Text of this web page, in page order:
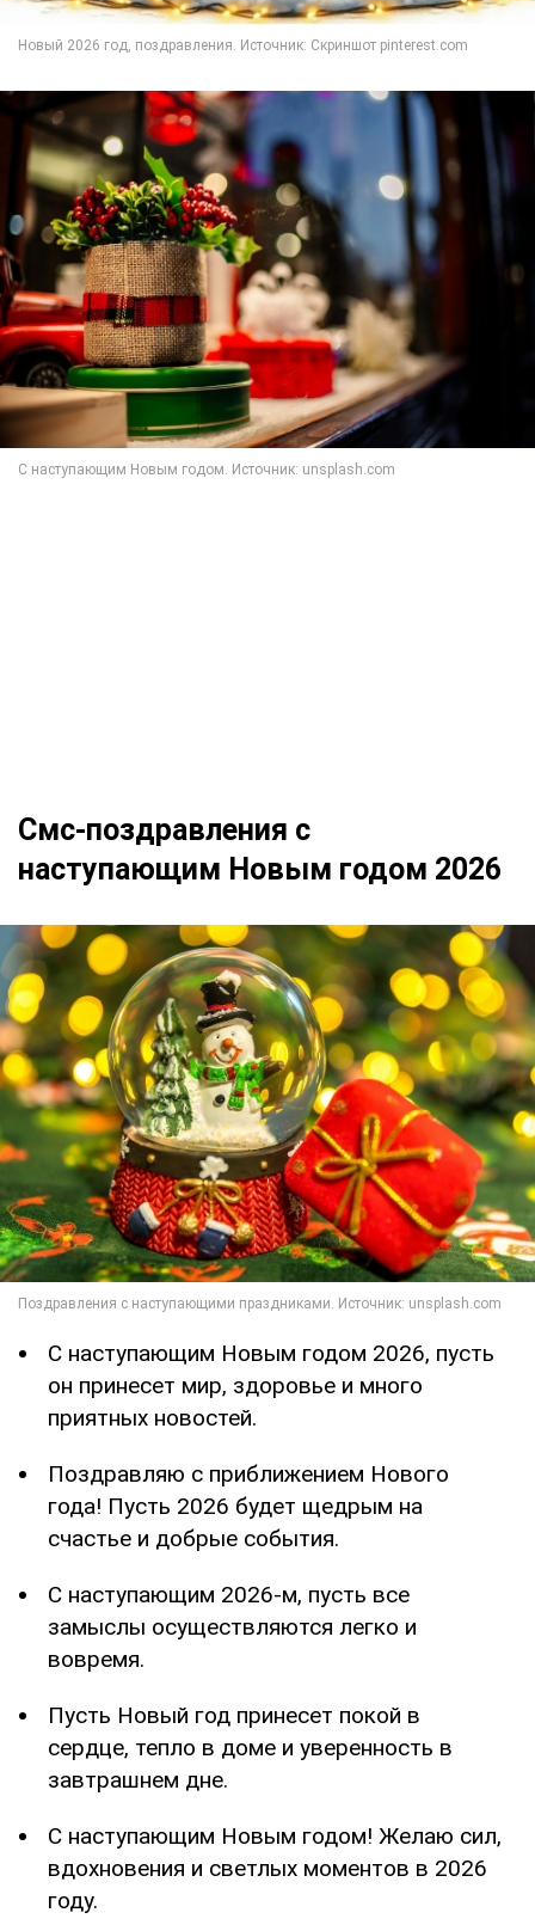
Смс-поздравления с
наступающим Новым годом 2026
С наступающим Новым годом 2026, пусть
он принесет мир, здоровье и много
приятных новостей.
Поздравляю с приближением Нового
года! Пусть 2026 будет щедрым на
счастье и добрые события.
С наступающим 2026-м, пусть все
замыслы осуществляются легко и
вовремя.
Пусть Новый год принесет покой в
сердце, тепло в доме и уверенность в
завтрашнем дне.
С наступающим Новым годом! Желаю сил,
вдохновения и светлых моментов в 2026
году.